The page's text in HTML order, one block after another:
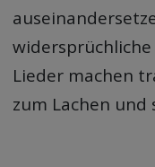
Lieder machen
zum Lachen